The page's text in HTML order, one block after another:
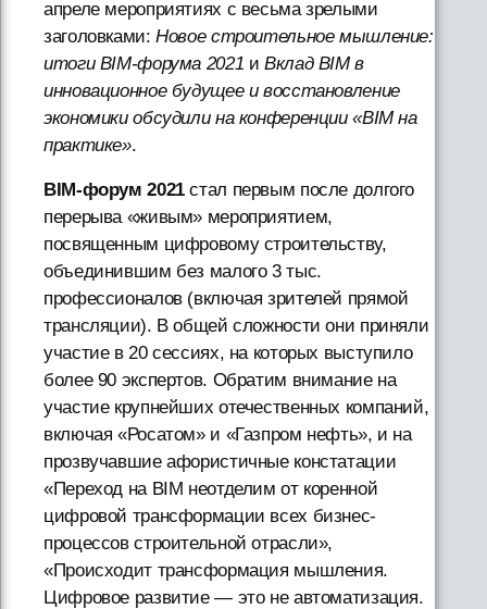
апреле мероприятиях с весьма зрелыми
заголовками:Новое строительное мышление:
итоги BIM-форума 2021 иВклад BIM в
инновационное будущее и восстановление
экономики обсудили на конференции «BIM на
практике».
BIM-форум 2021стал первым после долгого
перерыва «живым» мероприятием,
посвященным цифровому строительству,
объединившим без малого 3 тыс.
профессионалов (включая зрителей прямой
трансляции). В общей сложности они приняли
участие в 20 сессиях, на которых выступило
более 90 экспертов. Обратим внимание на
участие крупнейших отечественных компаний,
включая «Росатом» и «Газпром нефть», и на
прозвучавшие афористичные констатации
«Переход на BIM неотделим от коренной
цифровой трансформации всех бизнес-
процессов строительной отрасли»,
«Происходит трансформация мышления.
Цифровое развитие — это не автоматизация.